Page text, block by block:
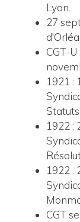
Lyon.
27
CGT-
1921 :
Statuts.
1922 :
1922 :
CGT